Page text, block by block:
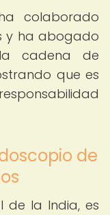
colaborado
y ha abogado
cadena de
que es
de
de la India, es